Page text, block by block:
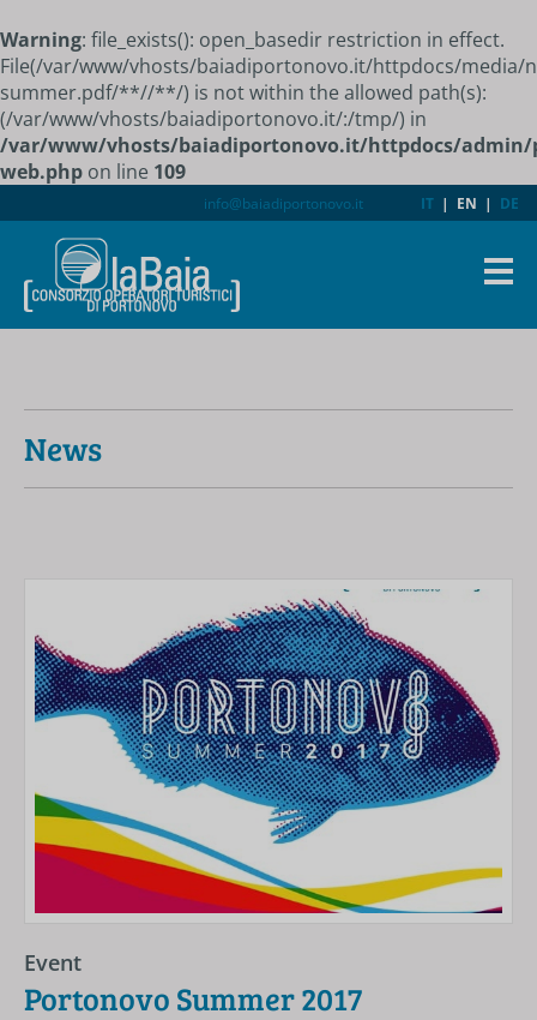
Warning: file_exists(): open_basedir restriction in effect.
File(/var/www/vhosts/baiadiportonovo.it/httpdocs/media/
summer.pdf/**//**/) is not within the allowed path(s):
(/var/www/vhosts/baiadiportonovo.it/:/tmp/) in
/var/www/vhosts/baiadiportonovo.it/httpdocs/
web.php on line 109
info@baiadiportonovo.it IT | EN | DE
News
Event
Portonovo Summer 2017